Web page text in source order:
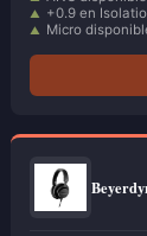
+0.9 en
Micro